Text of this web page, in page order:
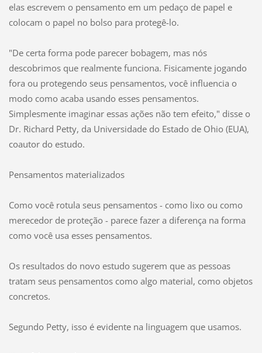
elas escrevem o pensamento em um pedaço de papel e
colocam o papel no bolso para protegê-lo.
"De certa forma pode parecer bobagem, mas nós
descobrimos que realmente funciona. Fisicamente jogando
fora ou protegendo seus pensamentos, você influencia o
modo como acaba usando esses pensamentos.
Simplesmente imaginar essas ações não tem efeito," disse o
Dr. Richard Petty, da Universidade do Estado de Ohio (EUA),
coautor do estudo.
Pensamentos materializados
Como você rotula seus pensamentos - como lixo ou como
merecedor de proteção - parece fazer a diferença na forma
como você usa esses pensamentos.
Os resultados do novo estudo sugerem que as pessoas
tratam seus pensamentos como algo material, como objetos
concretos.
Segundo Petty, isso é evidente na linguagem que usamos.